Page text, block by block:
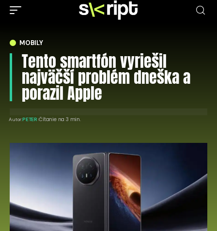
MOBILY
Tento smartfón vyriešil
najväčší problém dneška a
porazil Apple
Autor:PETER Čítanie na 3 min.